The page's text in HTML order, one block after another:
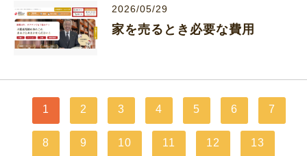
2026/05/29
家を売るとき必要な費用
1 2 3 4 5 6 7
8 9 10 11 12 13